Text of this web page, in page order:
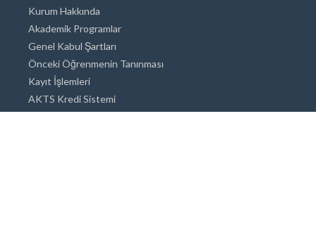
Kurum Hakkında
Akademik Programlar
Genel Kabul Şartları
Önceki Öğrenmenin Tanınması
Kayıt İşlemleri
AKTS Kredi Sistemi